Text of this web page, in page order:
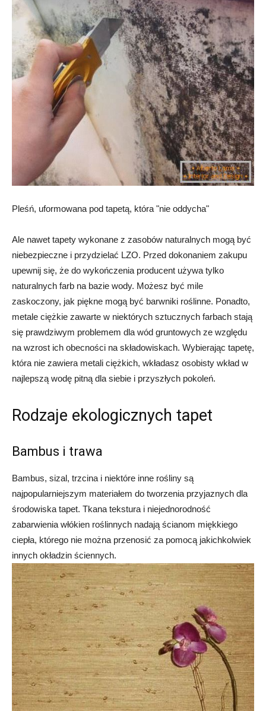
Pleśń, uformowana pod tapetą, która "nie oddycha"
Ale nawet tapety wykonane z zasobów naturalnych mogą być
niebezpieczne i przydzielać LZO. Przed dokonaniem zakupu
upewnij się, że do wykończenia producent używa tylko
naturalnych farb na bazie wody. Możesz być mile
zaskoczony, jak piękne mogą być barwniki roślinne. Ponadto,
metale ciężkie zawarte w niektórych sztucznych farbach stają
się prawdziwym problemem dla wód gruntowych ze względu
na wzrost ich obecności na składowiskach. Wybierając tapetę,
która nie zawiera metali ciężkich, wkładasz osobisty wkład w
najlepszą wodę pitną dla siebie i przyszłych pokoleń.
Rodzaje ekologicznych tapet
Bambus i trawa
Bambus, sizal, trzcina i niektóre inne rośliny są
najpopularniejszym materiałem do tworzenia przyjaznych dla
środowiska tapet. Tkana tekstura i niejednorodność
zabarwienia włókien roślinnych nadają ścianom miękkiego
ciepła, którego nie można przenosić za pomocą jakichkolwiek
innych okładzin ściennych.